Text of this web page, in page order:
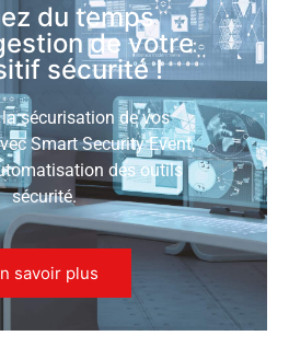
du temps
de votre
sécurité !
sécurisation de vos
Smart Security Event,
des outils
sécurité.
savoir plus